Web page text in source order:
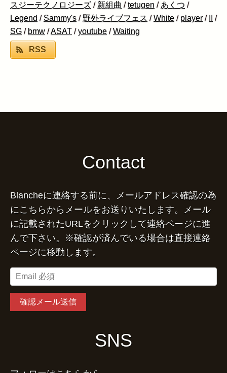
スジーテクノロジーズ / 新組曲 /tetugen / あくつ /
Legend /Sammy's /野外ライブフェス /White / player /
/
SG / bmw /ASAT /youtube /Waiting
RSS
Contact
Blancheに連絡する前に、メールアドレス確認の為
にこちらからメールをお送りいたします。メール
に記載されたURLをクリックして連絡ページに進
んで下さい。※確認が済んでいる場合は直接連絡
ページに移動します。
SNS